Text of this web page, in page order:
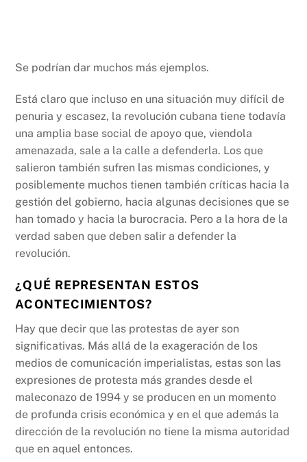
Se podrían dar muchos más ejemplos.
Está claro que incluso en una situación muy difícil de
penuria y escasez, la revolución cubana tiene todavía
una amplia base social de apoyo que, viendola
amenazada, sale a la calle a defenderla. Los que
salieron también sufren las mismas condiciones, y
posiblemente muchos tienen también críticas hacia la
gestión del gobierno, hacia algunas decisiones que se
han tomado y hacia la burocracia. Pero a la hora de la
verdad saben que deben salir a defender la
revolución.
¿QUÉ REPRESENTAN ESTOS
ACONTECIMIENTOS?
Hay que decir que las protestas de ayer son
significativas. Más allá de la exageración de los
medios de comunicación imperialistas, estas son las
expresiones de protesta más grandes desde el
maleconazo de 1994 y se producen en un momento
de profunda crisis económica y en el que además la
dirección de la revolución no tiene la misma autoridad
que en aquel entonces.